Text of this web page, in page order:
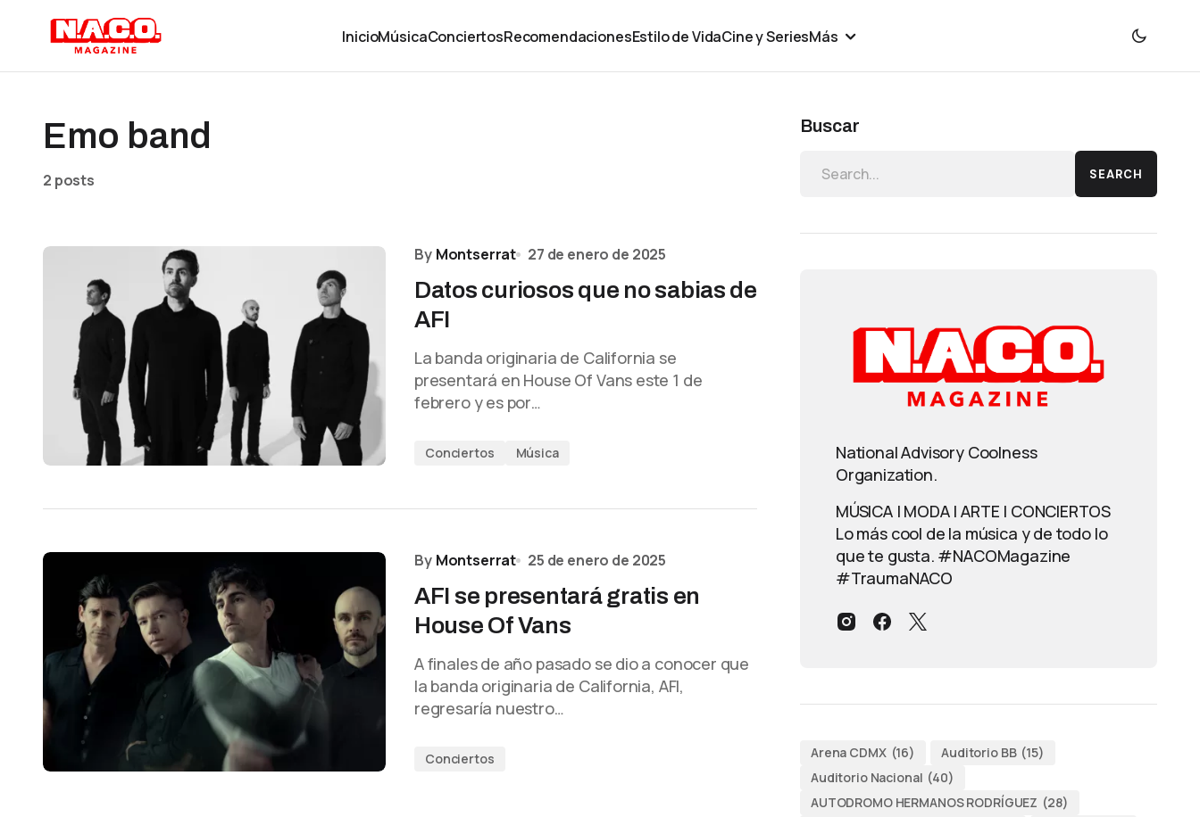
InicioMúsicaConciertosRecomendacionesEstilo de VidaCine y SeriesMás
Emo band
2 posts
By Montserrat 27 de enero de 2025
Datos curiosos que no sabias de
AFI
La banda originaria de California se
presentará en House Of Vans este 1 de
febrero y es por…
Conciertos Música
By Montserrat 25 de enero de 2025
AFI se presentará gratis en
House Of Vans
A finales de año pasado se dio a conocer que
la banda originaria de California, AFI,
regresaría nuestro…
Conciertos
Buscar
SEARCH
National Advisory Coolness
Organization.
MÚSICA | MODA | ARTE | CONCIERTOS
Lo más cool de la música y de todo lo
que te gusta. #NACOMagazine
#TraumaNACO
Arena CDMX (16) Auditorio BB (15)
Auditorio Nacional (40)
AUTODROMO HERMANOS RODRÍGUEZ (28)